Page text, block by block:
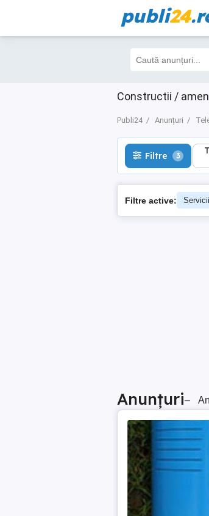
publi24
Constructii /
Publi24 Anunțuri
Filtre 3
Filtre 3
Filtre active: Servicii
Anunțuri–